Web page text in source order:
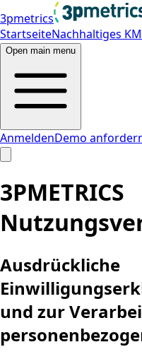
3pmetrics
StartseiteNachhaltiges
Open main menu
AnmeldenDemo
3PMETRICS
Ausdrückliche
und zur